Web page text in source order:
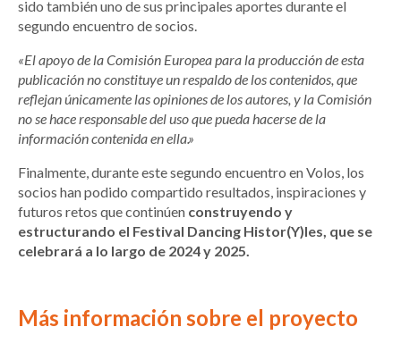
sido también uno de sus principales aportes durante el
segundo encuentro de socios.
«El apoyo de la Comisión Europea para la producción de esta
publicación no constituye un respaldo de los contenidos, que
reflejan únicamente las opiniones de los autores, y la Comisión
no se hace responsable del uso que pueda hacerse de la
información contenida en ella.»
Finalmente, durante este segundo encuentro en Volos, los
socios han podido compartido resultados, inspiraciones y
futuros retos que continúen construyendo y
estructurando el Festival Dancing Histor(Y)Ies, que se
celebrará a lo largo de 2024 y 2025.
Más información sobre el proyecto